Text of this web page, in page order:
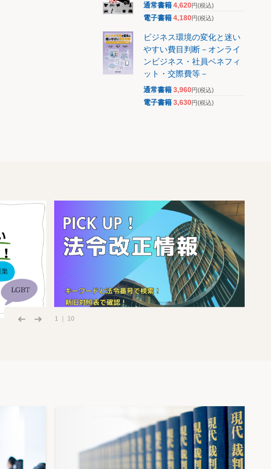
通常書籍4,620円(税込)
電子書籍4,180円(税込)
ビジネス環境の変化と迷い
やすい費目判断－オンライ
ンビジネス・社員ベネフィ
ット・交際費等－
通常書籍3,960円(税込)
電子書籍3,630円(税込)
1 ｜ 10